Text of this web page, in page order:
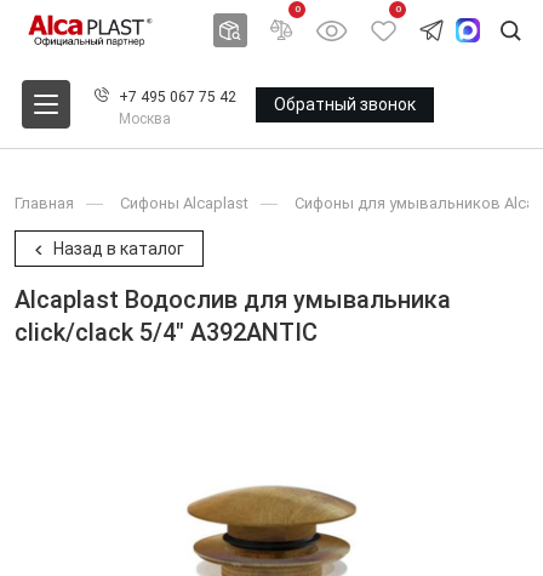
0 0
+7 495 067 75 42
Москва
Обратный звонок
Главная Сифоны Alcaplast Сифоны для умывальников
Назад в каталог
Alcaplast Водослив для умывальника
click/clack 5/4" A392ANTIC